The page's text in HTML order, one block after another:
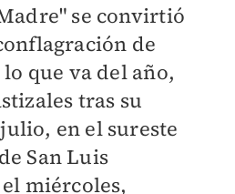
se convirtió
de
que va del año,
tras su
en el sureste
San Luis
miércoles,